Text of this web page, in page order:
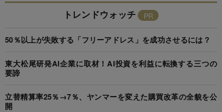
トレンドウォッチ
50％以上が失敗する「フリーアドレス」を成功させるには？
東大松尾研発AI企業に取材！AI投資を利益に転換する三つの
要諦
立替精算率25％→7％、ヤンマーを変えた購買改革の全貌を公
開